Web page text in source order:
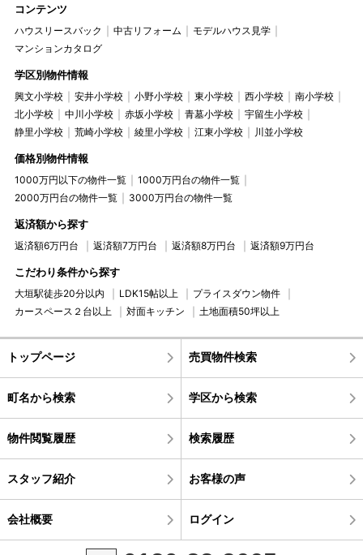
コンテンツ
ハウスリースバック 中古リフォーム
モデルハウス見学
マンションカタログ
学区別物件情報
興文小学校 安井小学校 小野小学校 東小学校 西小学校
南小学校
北小学校
中川小学校 赤坂小学校 青墓小学校
宇留生小学校
静里小学校
荒崎小学校 綾里小学校 江東小学校 川並小学校
価格別物件情報
1000万円以下の物件一覧
1000万円台の物件一覧
2000万円台の物件一覧
3000万円台の物件一覧
返済額から探す
返済額6万円台 返済額7万円台 返済額8万円台 返済額9万円台
こだわり条件から探す
大垣駅徒歩20分以内 LDK15帖以上
プライスダウン物件
カースペース２台以上
対面キッチン 土地面積50坪以上
トップページ 売買物件検索
町名から検索 学区から検索
物件閲覧履歴 検索履歴
スタッフ紹介 お客様の声
会社概要 ログイン